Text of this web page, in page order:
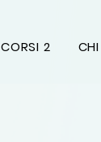
CORSI 2